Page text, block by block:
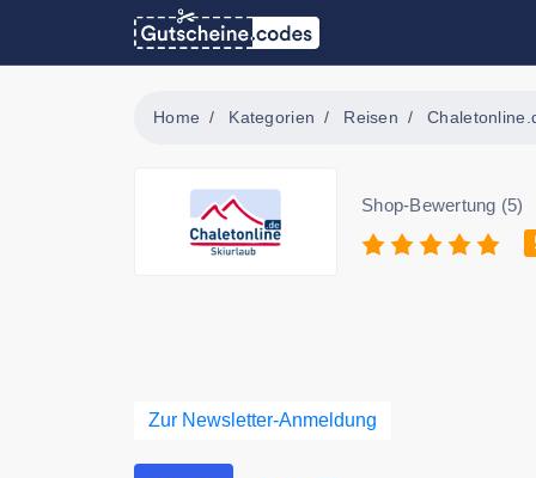
Home Kategorien Reisen
Shop-Bewertung (5)
Zur Newsletter-Anmeldung